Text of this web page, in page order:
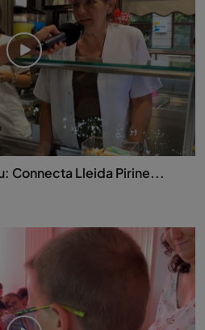
Connecta Lleida Pirine...